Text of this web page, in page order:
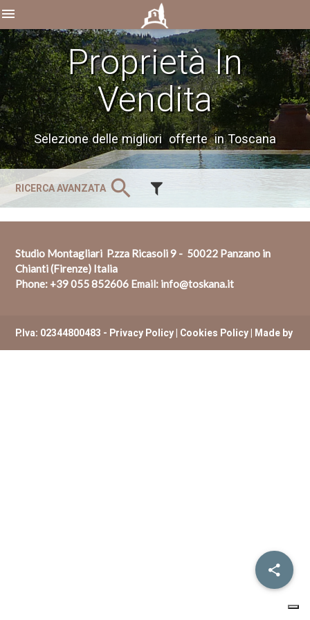
menu
RICERCA AVANZATA search
Proprietà In
Vendita
Selezione delle migliori offerte in Toscana
Studio Montagliari P.zza Ricasoli 9 - 50022 Panzano in
Chianti (Firenze) Italia
Phone: +39 055 852606 Email: info@toskana.it
P.Iva: 02344800483 - Privacy Policy| Cookies Policy| Made by